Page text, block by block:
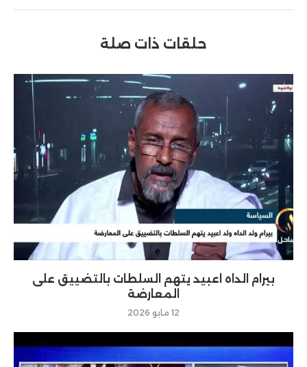
حلقات ذات صلة
بيرام الداه اعبيد يتهم السلطات بالتضييق على
المعارضة
12 مايو 2026